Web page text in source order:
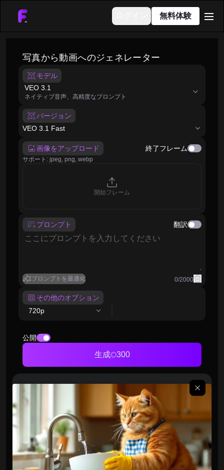
無料体験
写真から動画へのジェネレーター
モデル
model
VEO 3.1
ネイティブ音声、高精度なプロンプト
バージョン
VEO 3.1 Fast
画像をアップロード 終了フレーム
サポート: jpeg, png, webp
開始フレーム
プロンプト 翻訳
プロンプトを最適化 0/2000
その他のオプション
720p
公開
生成 300